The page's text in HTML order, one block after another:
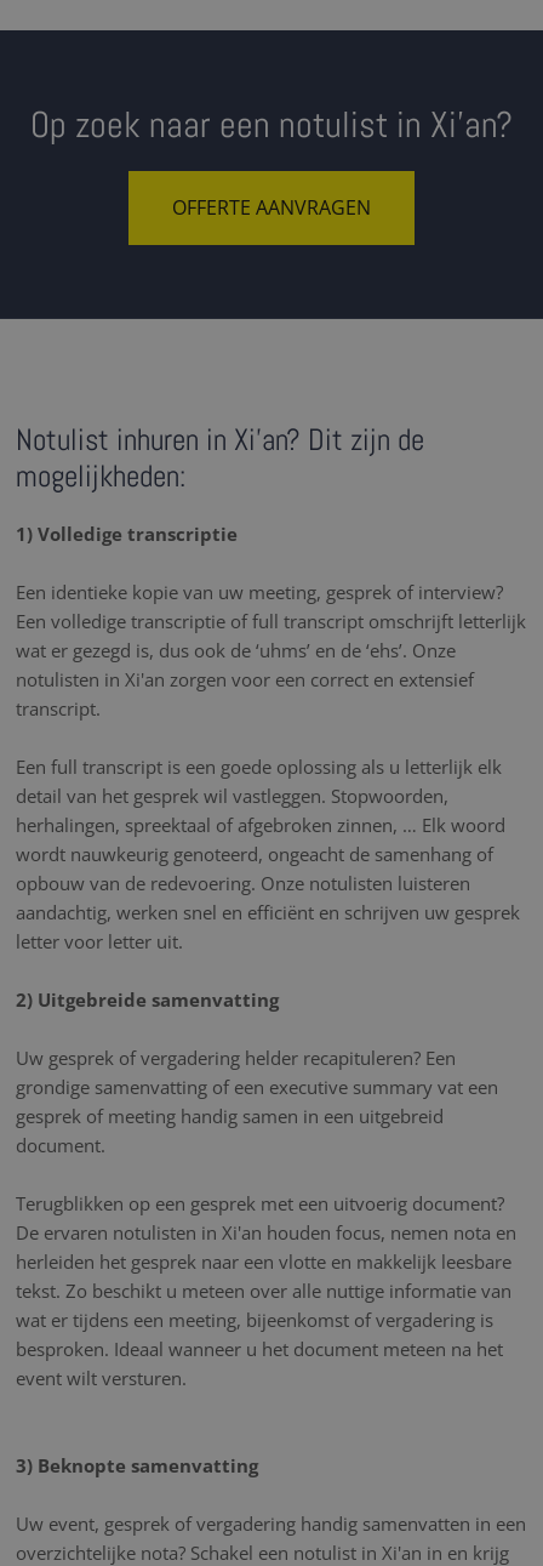
Op zoek naar een notulist in Xi'an?
OFFERTE AANVRAGEN
Notulist inhuren in Xi'an? Dit zijn de
mogelijkheden:
1) Volledige transcriptie
Een identieke kopie van uw meeting, gesprek of interview?
Een volledige transcriptie of full transcript omschrijft letterlijk
wat er gezegd is, dus ook de ‘uhms’ en de ‘ehs’. Onze
notulisten in Xi'an zorgen voor een correct en extensief
transcript.
Een full transcript is een goede oplossing als u letterlijk elk
detail van het gesprek wil vastleggen. Stopwoorden,
herhalingen, spreektaal of afgebroken zinnen, … Elk woord
wordt nauwkeurig genoteerd, ongeacht de samenhang of
opbouw van de redevoering. Onze notulisten luisteren
aandachtig, werken snel en efficiënt en schrijven uw gesprek
letter voor letter uit.
2) Uitgebreide samenvatting
Uw gesprek of vergadering helder recapituleren? Een
grondige samenvatting of een executive summary vat een
gesprek of meeting handig samen in een uitgebreid
document.
Terugblikken op een gesprek met een uitvoerig document?
De ervaren notulisten in Xi'an houden focus, nemen nota en
herleiden het gesprek naar een vlotte en makkelijk leesbare
tekst. Zo beschikt u meteen over alle nuttige informatie van
wat er tijdens een meeting, bijeenkomst of vergadering is
besproken. Ideaal wanneer u het document meteen na het
event wilt versturen.
3) Beknopte samenvatting
Uw event, gesprek of vergadering handig samenvatten in een
overzichtelijke nota? Schakel een notulist in Xi'an in en krijg